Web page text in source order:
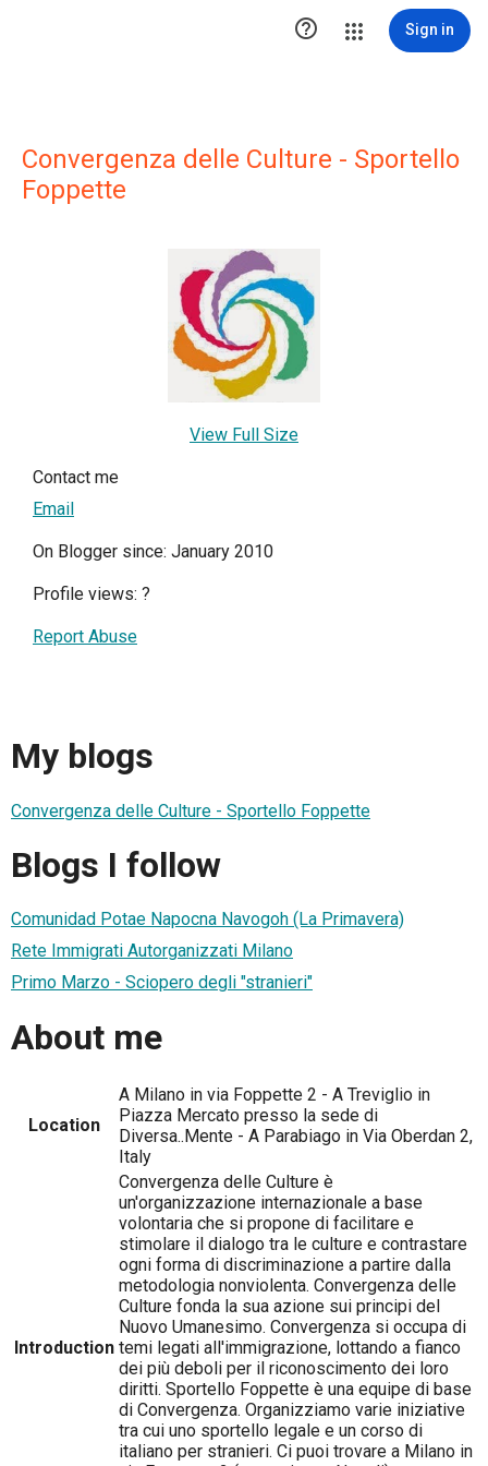
 Sign in
Convergenza delle Culture - Sportello
Foppette
View Full Size
Contact me
Email
On Blogger since: January 2010
Profile views: ?
Report Abuse
My blogs
Convergenza delle Culture - Sportello Foppette
Blogs I follow
Comunidad Potae Napocna Navogoh (La Primavera)
Rete Immigrati Autorganizzati Milano
Primo Marzo - Sciopero degli "stranieri"
About me
Location
A Milano in via Foppette 2 - A Treviglio in
Piazza Mercato presso la sede di
Diversa..Mente - A Parabiago in Via Oberdan 2,
Italy
Introduction
Convergenza delle Culture è
un'organizzazione internazionale a base
volontaria che si propone di facilitare e
stimolare il dialogo tra le culture e contrastare
ogni forma di discriminazione a partire dalla
metodologia nonviolenta. Convergenza delle
Culture fonda la sua azione sui principi del
Nuovo Umanesimo. Convergenza si occupa di
temi legati all'immigrazione, lottando a fianco
dei più deboli per il riconoscimento dei loro
diritti. Sportello Foppette è una equipe di base
di Convergenza. Organizziamo varie iniziative
tra cui uno sportello legale e un corso di
italiano per stranieri. Ci puoi trovare a Milano in